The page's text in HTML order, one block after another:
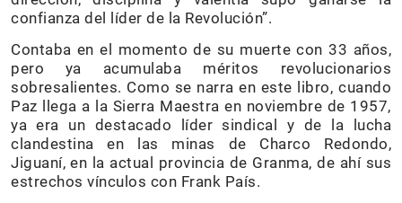
confianza del líder de la Revolución”.
Contaba en el momento de su muerte con 33 años,
pero ya acumulaba méritos revolucionarios
sobresalientes. Como se narra en este libro, cuando
Paz llega a la Sierra Maestra en noviembre de 1957,
ya era un destacado líder sindical y de la lucha
clandestina en las minas de Charco Redondo,
Jiguaní, en la actual provincia de Granma, de ahí sus
estrechos vínculos con Frank País.